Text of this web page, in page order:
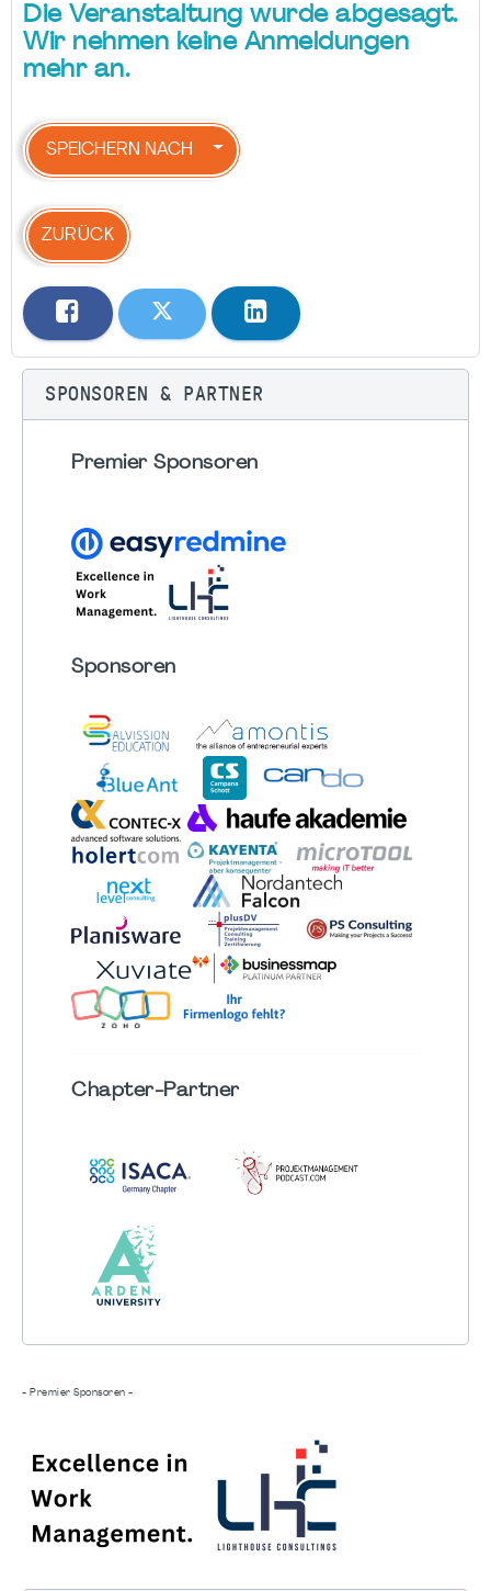
Die Veranstaltung wurde abgesagt.
Wir nehmen keine Anmeldungen
mehr an.
SPEICHERN NACH
ZURÜCK
SPONSOREN & PARTNER
Premier Sponsoren
Sponsoren
Chapter-Partner
- Premier Sponsoren -